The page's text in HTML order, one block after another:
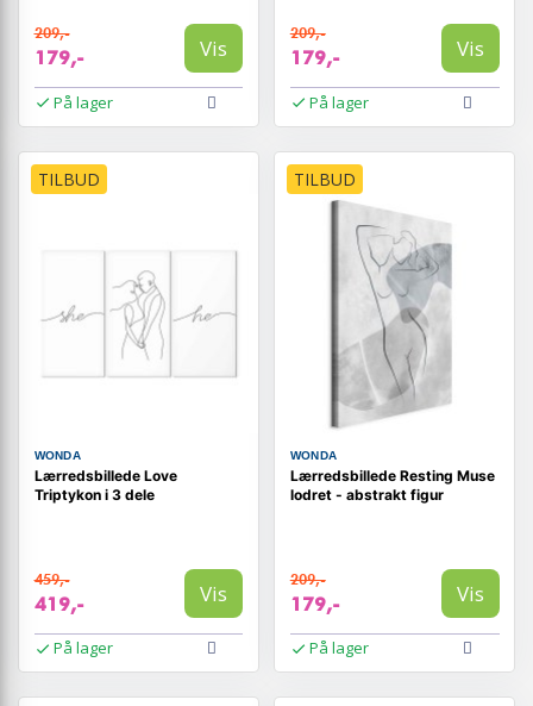
209,-
179,- Vis
På lager
209,-
179,- Vis
På lager
TILBUD
WONDA
Lærredsbillede Love
Triptykon i 3 dele
459,-
419,- Vis
På lager
TILBUD
WONDA
Lærredsbillede Resting Muse
lodret - abstrakt figur
209,-
179,- Vis
På lager